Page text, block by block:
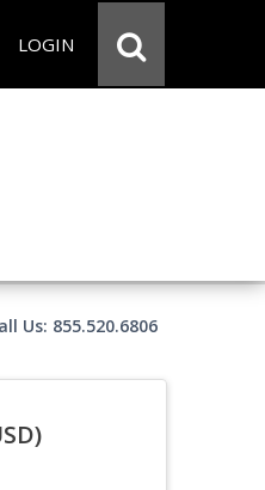
LOGIN
Us: 855.520.6806